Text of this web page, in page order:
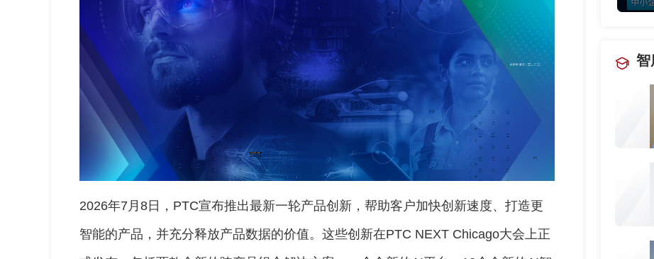
2026年7月8日，PTC宣布推出最新一轮产品创新，帮助客户加快创新速度、打造更
智能的产品，并充分释放产品数据的价值。这些创新在PTC NEXT Chicago大会上正
智